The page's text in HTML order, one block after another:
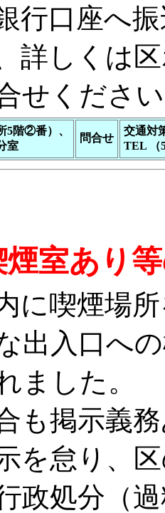
行口座へ
詳しくは
せくださ
5階②番）、
室
問合せ
交通対
TEL （
室あり
に喫煙場
出入口へ
ました。
も掲示義
を怠り、
政処分（